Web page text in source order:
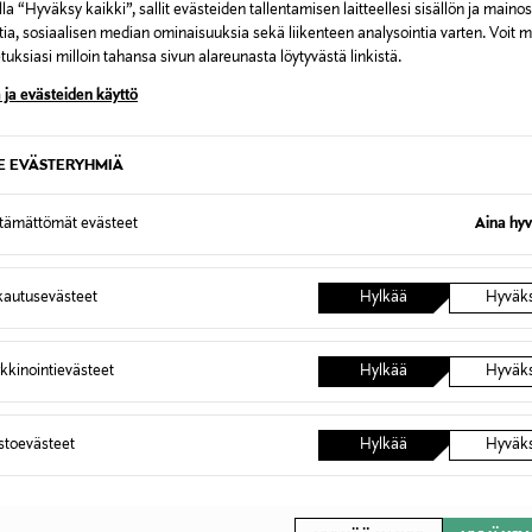
“Hyväksy kaikki”, sallit evästeiden tallentamisen laitteellesi sisällön ja
sosiaalisen median ominaisuuksia sekä liikenteen analysointia varten. Voit
milloin tahansa sivun alareunasta löytyvästä linkistä.
ja evästeiden käyttö
EVÄSTERYHMIÄ
evästeet Aina
Hylkää
Hylkää
Hylkää
Kent -
ALE –41%
Discounted Price
70,80 € Original Price
119,90 €
MAKIA
Original
109,00